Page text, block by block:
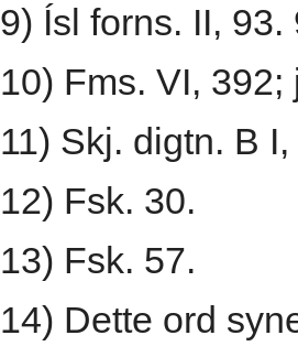
9) Ísl forns. II, 93.
10) Fms. VI, 392;
11) Skj. digtn. B
12) Fsk. 30.
13) Fsk. 57.
14) Dette ord